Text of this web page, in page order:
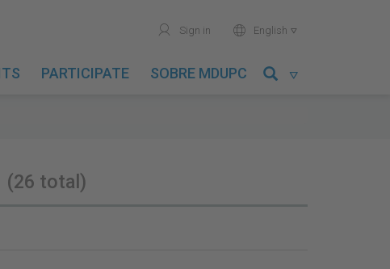
user Sign in world English 
PARTICIPATE SOBRE MDUPC 
(26 total)